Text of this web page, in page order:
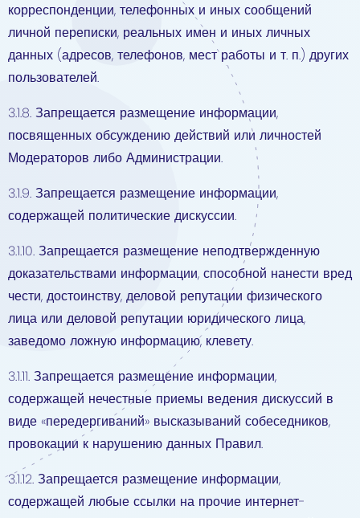
корреспонденции, телефонных и иных сообщений
личной переписки, реальных имен и иных личных
данных (адресов, телефонов, мест работы и т. п.) других
пользователей.
3.1.8. Запрещается размещение информации,
посвященных обсуждению действий или личностей
Модераторов либо Администрации.
3.1.9. Запрещается размещение информации,
содержащей политические дискуссии.
3.1.10. Запрещается размещение неподтвержденную
доказательствами информации, способной нанести вред
чести, достоинству, деловой репутации физического
лица или деловой репутации юридического лица,
заведомо ложную информацию, клевету.
3.1.11. Запрещается размещение информации,
содержащей нечестные приемы ведения дискуссий в
виде «передергиваний» высказываний собеседников,
провокации к нарушению данных Правил.
3.1.12. Запрещается размещение информации,
содержащей любые ссылки на прочие интернет-